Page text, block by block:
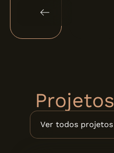
Projetos
Ver todos projetos